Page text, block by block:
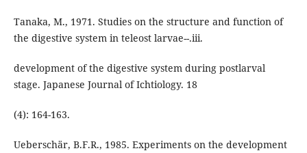
Tanaka, M., 1971. Studies on the structure and function of
the digestive system in teleost larvae--.iii.
development of the digestive system during postlarval
stage. Japanese Journal of Ichtiology. 18
(4): 164-163.
Ueberschär, B.F.R., 1985. Experiments on the development